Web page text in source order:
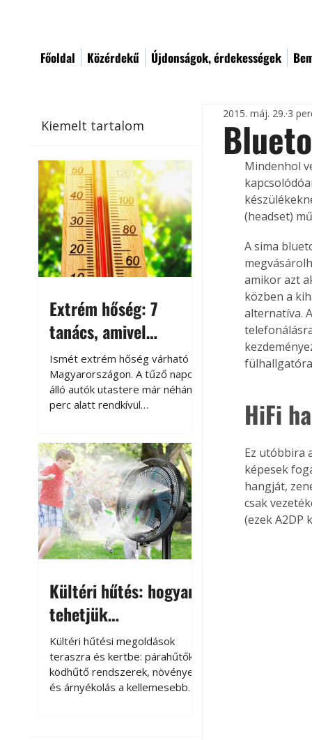
Főoldal Közérdekű Újdonságok, érdekességek
Kiemelt tartalom
Extrém hőség: 7
tanács, amivel
megóvhatjuk
autónkat a nyári
károktól
Ismét extrém hőség várható
Magyarországon. A tűző napon
álló autók utastere már néhány
perc alatt rendkívül
megközelítheti. Ez nemcsak a
beszállást teszi kellemetlenné,
hanem az autó állapotára és a
benne hagyott tárgyakra is
káros hatással lehet. Néhány
egyszerű óvintézkedéssel
azonban jelentősen
csökkenthetjük a hőség káros
Kültéri hűtés: hogyan
tehetjük
kellemesebbé a
teraszt és a kertet?
Kültéri hűtési megoldások
teraszra és kertbe: párahűtők,
ködhűtő rendszerek, növények
és árnyékolás a kellemesebb
2015. máj. 29. 3
Mindenhol
(headset)
A sima
amikor azt
közben a
alternatíva.
HiFi
Ez utóbbira
képesek
hangját,
csak
(ezek A2DP